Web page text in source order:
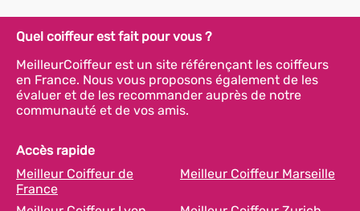
Quel coiffeur est fait pour vous ?
MeilleurCoiffeur est un site référençant les coiffeurs
en France. Nous vous proposons également de les
évaluer et de les recommander auprès de notre
communauté et de vos amis.
Accès rapide
Meilleur Coiffeur de
France
Meilleur Coiffeur Marseille